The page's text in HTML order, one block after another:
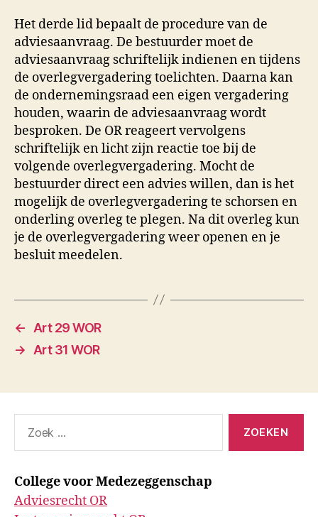
Het derde lid bepaalt de procedure van de
adviesaanvraag. De bestuurder moet de
adviesaanvraag schriftelijk indienen en tijdens
de overlegvergadering toelichten. Daarna kan
de ondernemingsraad een eigen vergadering
houden, waarin de adviesaanvraag wordt
besproken. De OR reageert vervolgens
schriftelijk en licht zijn reactie toe bij de
volgende overlegvergadering. Mocht de
bestuurder direct een advies willen, dan is het
mogelijk de overlegvergadering te schorsen en
onderling overleg te plegen. Na dit overleg kun
je de overlegvergadering weer openen en je
besluit meedelen.
←
Art 29 WOR
→
Art 31 WOR
naar:
College voor Medezeggenschap
Adviesrecht OR